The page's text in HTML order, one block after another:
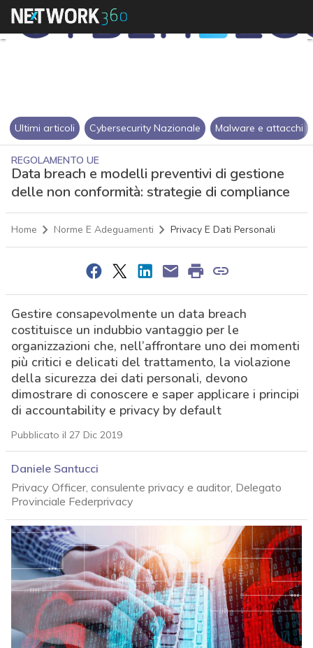
Ultimi articoli Cybersecurity Nazionale Malware e attacchi
REGOLAMENTO UE
Data breach e modelli preventivi di gestione
delle non conformità: strategie di compliance
Home Norme E Adeguamenti Privacy E Dati Personali
Gestire consapevolmente un data breach
costituisce un indubbio vantaggio per le
organizzazioni che, nell’affrontare uno dei momenti
più critici e delicati del trattamento, la violazione
della sicurezza dei dati personali, devono
dimostrare di conoscere e saper applicare i principi
di accountability e privacy by default
Pubblicato il 27 Dic 2019
Daniele Santucci
Privacy Officer, consulente privacy e auditor, Delegato
Provinciale Federprivacy